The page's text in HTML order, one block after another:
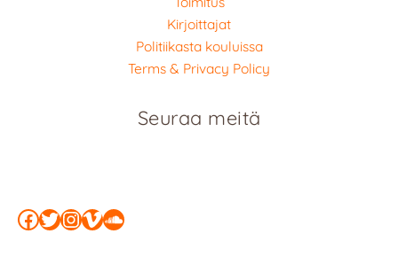
Kirjoittajat
Politiikasta kouluissa
Terms & Privacy Policy
Seuraa meitä
Facebook
Twitter
Instagram
Vimeo
SoundCloud